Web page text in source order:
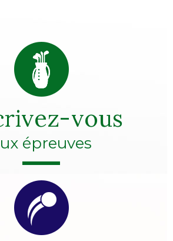
vous
épreuves